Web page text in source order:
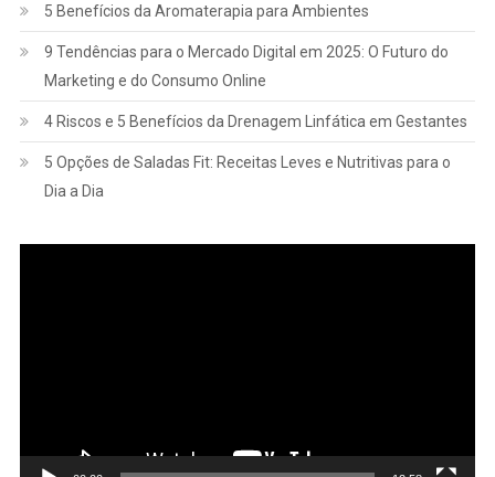
5 Benefícios da Aromaterapia para Ambientes
9 Tendências para o Mercado Digital em 2025: O Futuro do
Marketing e do Consumo Online
4 Riscos e 5 Benefícios da Drenagem Linfática em Gestantes
5 Opções de Saladas Fit: Receitas Leves e Nutritivas para o
Dia a Dia